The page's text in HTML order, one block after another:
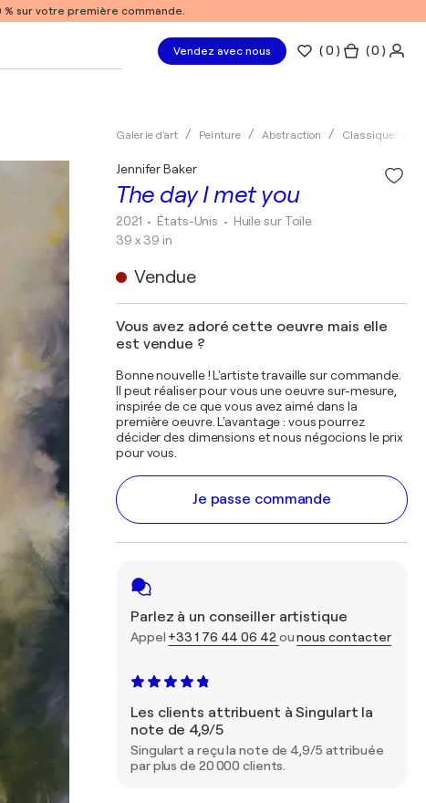
sur votre première commande.
Vendez avec nous (0 ) ( 0 )
Galerie d'art Peinture Abstraction Classique
The day I met you
Jennifer Baker
2021 • États-Unis • Huile sur Toile
39 x 39 in
Vendue
Vous avez adoré cette oeuvre mais elle
est vendue ?
Bonne nouvelle ! L'artiste travaille sur commande.
Il peut réaliser pour vous une oeuvre sur-mesure,
inspirée de ce que vous avez aimé dans la
première oeuvre. L'avantage : vous pourrez
décider des dimensions et nous négocions le prix
pour vous.
Je passe commande
Parlez à un conseiller artistique
Appel +33 1 76 44 06 42 ounous contacter
Les clients attribuent à Singulart la
note de 4,9/5
Singulart a reçu la note de 4,9/5 attribuée
par plus de 20 000 clients.